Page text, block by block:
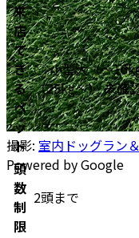
撮影: 室内ドッグラン
Powered by Google
来
店
で
き
る
ペ
ッ
ト
○ 小型犬（〜
（25kg〜） 未確
頭
数
制
限
2頭まで